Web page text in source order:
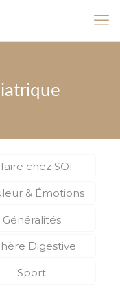
chez SOI
& Émotions
Généralités
Digestive
Sport